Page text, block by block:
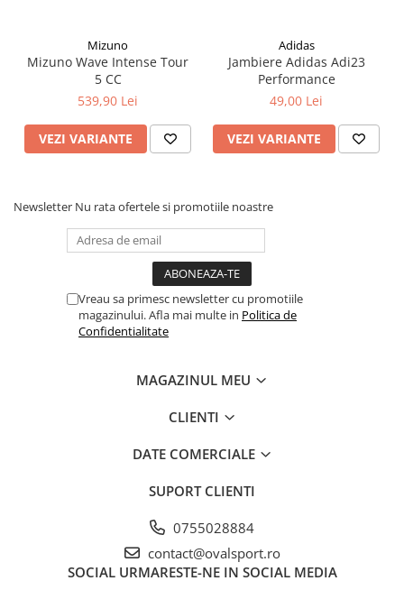
Mizuno
Mizuno Wave Intense Tour
5 CC
539,90 Lei
VEZI VARIANTE
Adidas
Jambiere Adidas Adi23
Performance
49,00 Lei
VEZI VARIANTE
Newsletter Nu rata ofertele si promotiile noastre
Vreau sa primesc newsletter cu promotiile
magazinului. Afla mai multe in Politica de
Confidentialitate
MAGAZINUL MEU
CLIENTI
DATE COMERCIALE
SUPORT CLIENTI
0755028884
contact@ovalsport.ro
SOCIAL URMARESTE-NE IN SOCIAL MEDIA